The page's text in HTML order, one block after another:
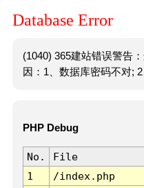
Database Error
(1040) 365建站错误警告
因：1、数据库密码不对; 2
PHP Debug
No. File
1
/index.php